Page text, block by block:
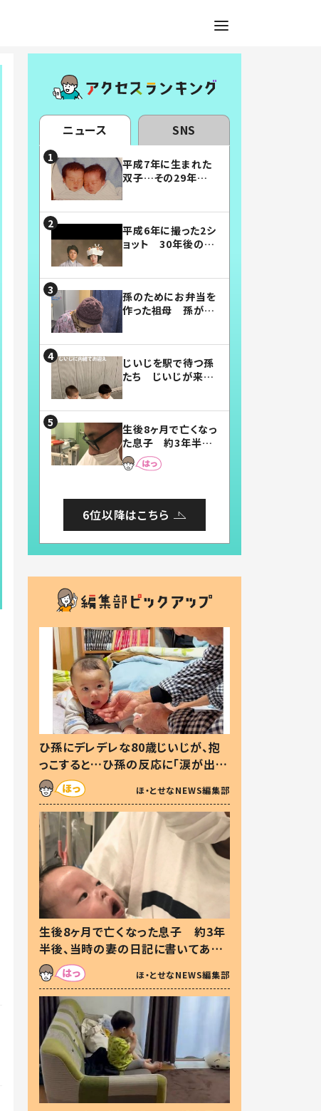
ニュース SNS
平成7年に生まれた
双子…その29年後
平成6年に撮った2シ
ョット 30年後の姿
孫のためにお弁当を
作った祖母 孫が絶
じいじを駅で待つ孫
たち じいじが来た
まらない」「幸せにな
れる」
生後8ヶ月で亡くなっ
た息子 約3年半
後、当時の妻の日記
に書いてあった本音
6位以降はこちら
ひ孫にデレデレな80歳じいじが、抱
っこすると…ひ孫の反応に「涙が出ま
した」「可愛くて仕方ない」
ほ・とせなNEWS編集部
生後8ヶ月で亡くなった息子 約3年
半後、当時の妻の日記に書いてあっ
た本音とは
ほ・とせなNEWS編集部